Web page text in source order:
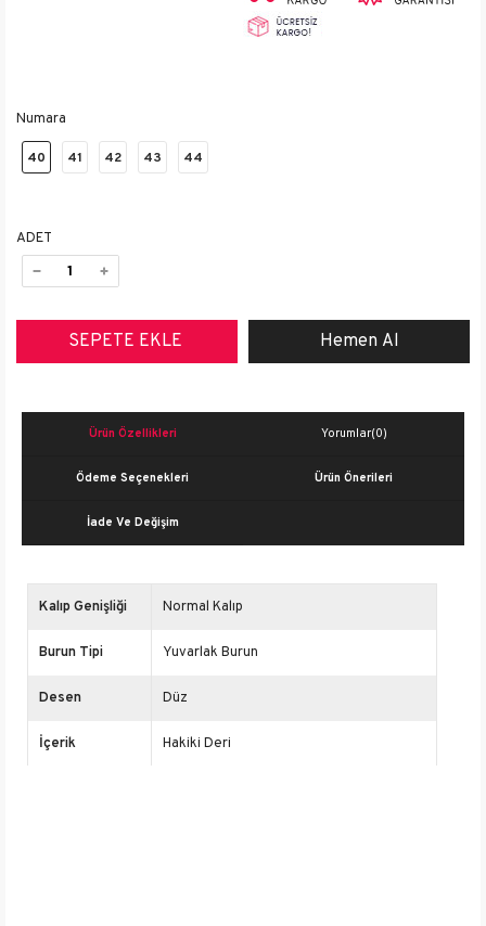
Numara
40 41 42 43 44
ADET
Ürün Özellikleri Yorumlar(0)
Ödeme Seçenekleri Ürün Önerileri
İade Ve Değişim
Kalıp Genişliği Normal Kalıp
Burun Tipi Yuvarlak Burun
Desen Düz
İçerik Hakiki Deri